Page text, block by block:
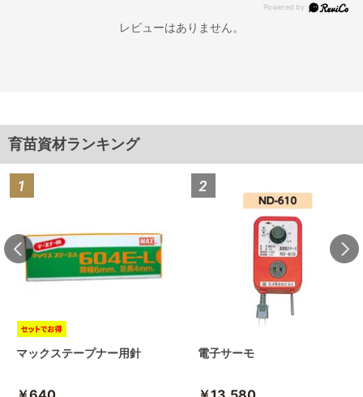
レビューはありません。
育苗資材ランキング
マックステープナー用針 電子サーモ